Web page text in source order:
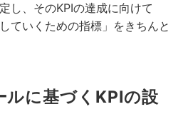
し、そのKPIの達成に向けて
ていくための指標」をきちんと
ルに基づくKPIの設